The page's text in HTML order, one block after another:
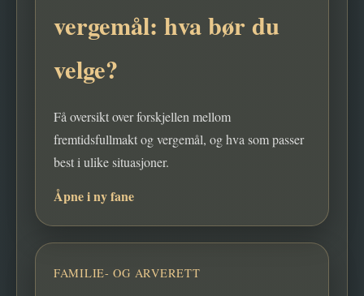
vergemål: hva bør du
velge?
Få oversikt over forskjellen mellom
fremtidsfullmakt og vergemål, og hva som passer
best i ulike situasjoner.
Åpne i ny fane
FAMILIE- OG ARVERETT